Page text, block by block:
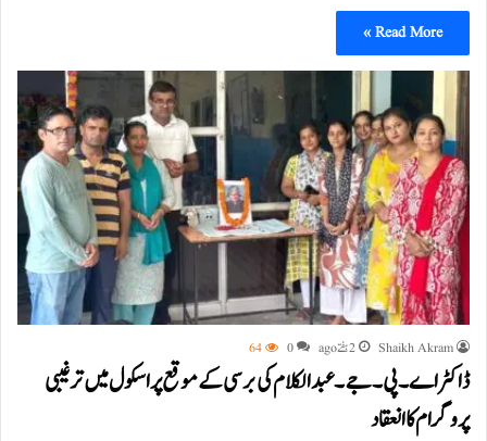
Read More »
Shaikh Akram 2 ہفتے ago 0
64
ڈاکٹر اے۔پی۔جے۔عبدالکلام کی برسی کے موقع پر اسکول میں ترغیبی
پروگرام کا انعقاد